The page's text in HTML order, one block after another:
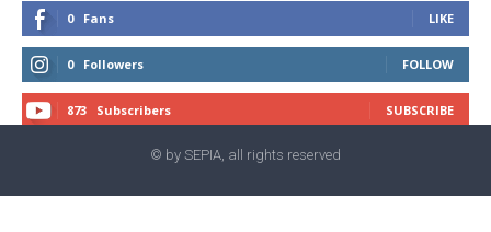
0 Fans LIKE
0 Followers FOLLOW
873 Subscribers SUBSCRIBE
© by SEPIA, all rights reserved